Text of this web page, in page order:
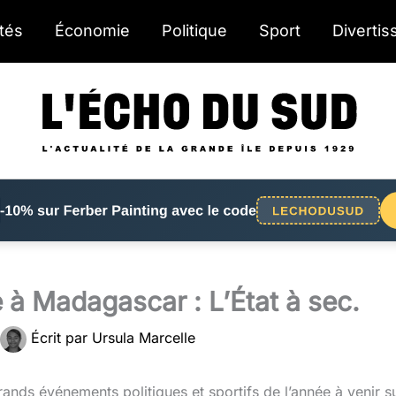
Économie Politique Sport
Madagascar : L’État à sec.
Écrit par Ursula Marcelle
événements politiques et sportifs de l’année à venir